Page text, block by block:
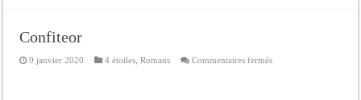
Confiteor
9 janvier 2020 4 étoiles ,Romans Commentaires ferméssur